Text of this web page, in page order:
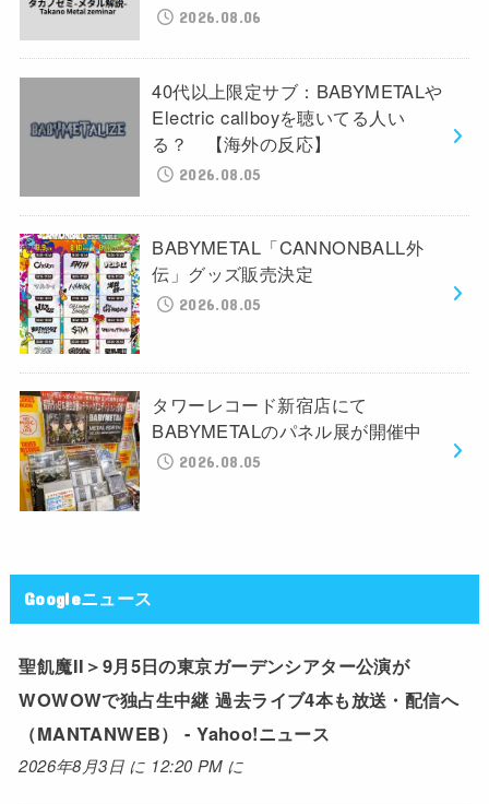
2026.08.06
40代以上限定サブ：BABYMETALや
Electric callboyを聴いてる人い
る？ 【海外の反応】
2026.08.05
BABYMETAL「CANNONBALL外
伝」グッズ販売決定
2026.08.05
タワーレコード新宿店にて
BABYMETALのパネル展が開催中
2026.08.05
Googleニュース
聖飢魔II＞9月5日の東京ガーデンシアター公演が
WOWOWで独占生中継 過去ライブ4本も放送・配信へ
（MANTANWEB） - Yahoo!ニュース
2026年8月3日 に 12:20 PM に